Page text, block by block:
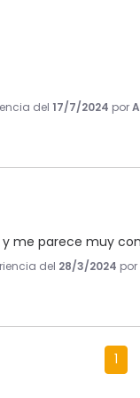
del 17/7/2024 por
me parece muy
del 28/3/2024 por
1